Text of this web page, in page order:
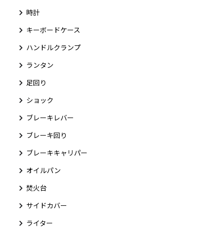
時計
キーボードケース
ハンドルクランプ
ランタン
足回り
ショック
ブレーキレバー
ブレーキ回り
ブレーキキャリパー
オイルパン
焚火台
サイドカバー
ライター